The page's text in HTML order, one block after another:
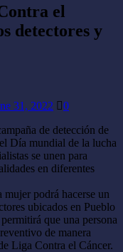
el
detectores y
31, 2022
0
de detección de
Día mundial de la lucha
se unen para
en diferentes
podrá hacerse un
ubicados en Pueblo
que una persona
de manera
Liga Contra el Cáncer.